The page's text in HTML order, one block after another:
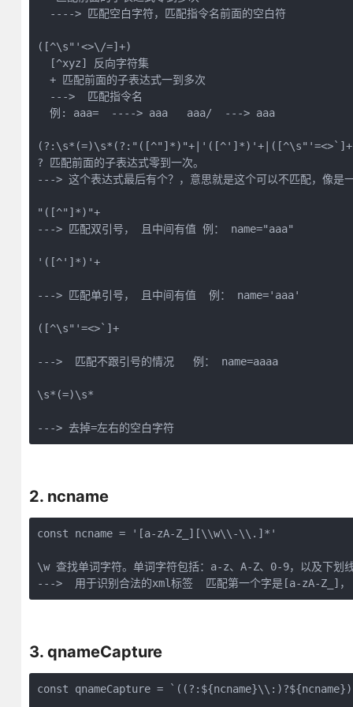
  ----> 匹配空白字符，匹配指令名前面的空白符
([^\s"'<>\/=]+)
  [^xyz] 反向字符集
  + 匹配前面的子表达式一到多次
  --->  匹配指令名
  例: aaa=  ----> aaa   aaa/  ---> aaa
? 匹配前面的子表达式零到一次。
---> 这个表达式最后有个？，意思就是这个可以不匹配，像是
"([^"]*)"+
---> 匹配双引号， 且中间有值 例： name="aaa"
'([^']*)'+
---> 匹配单引号， 且中间有值  例： name='aaa'
([^\s"'=<>`]+
--->  匹配不跟引号的情况   例： name=aaaa
\s*(=)\s*
---> 去掉=左右的空白字符
2. ncname
const ncname = '[a-zA-Z_][\\w\\-\\.]*'
\w 查找单词字符。单词字符包括：a-z、A-Z、0-9，以及下划
--->  用于识别合法的xml标签  匹配第一个字是[a-zA-Z_]，
3. qnameCapture
const qnameCapture =